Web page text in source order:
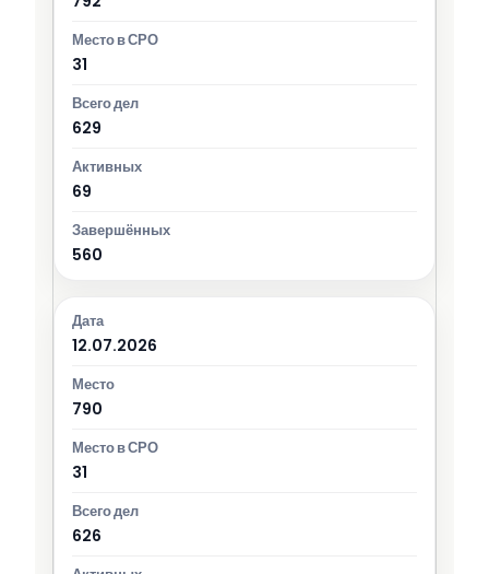
31
629
69
560
12.07.2026
790
31
626